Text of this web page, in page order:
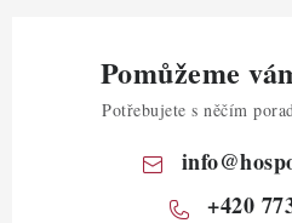
Pomůžeme
Potřebujete s něčím
info@
+420